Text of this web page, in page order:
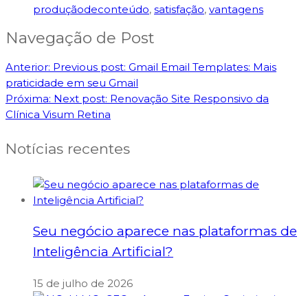
produçãodeconteúdo, satisfação, vantagens
Navegação de Post
Anterior: Previous post: Gmail Email Templates: Mais
praticidade em seu Gmail
Próxima: Next post: Renovação Site Responsivo da
Clínica Visum Retina
Notícias recentes
Seu negócio aparece nas plataformas de
Inteligência Artificial?
15 de julho de 2026